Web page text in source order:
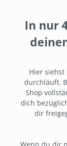
In nur
Hier siehst
durchläuft.
Shop
dich
dir